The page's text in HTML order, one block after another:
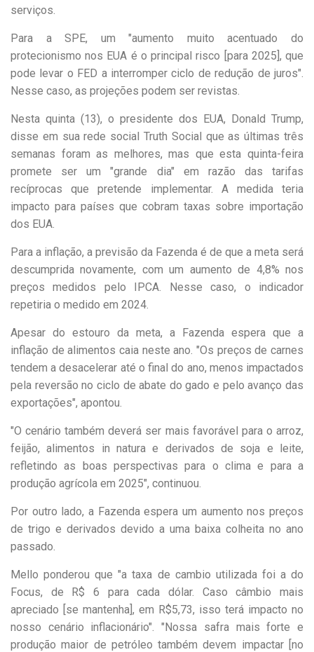
serviços.
Para a SPE, um "aumento muito acentuado do
protecionismo nos EUA é o principal risco [para 2025], que
pode levar o FED a interromper ciclo de redução de juros".
Nesse caso, as projeções podem ser revistas.
Nesta quinta (13), o presidente dos EUA, Donald Trump,
disse em sua rede social Truth Social que as últimas três
semanas foram as melhores, mas que esta quinta-feira
promete ser um "grande dia" em razão das tarifas
recíprocas que pretende implementar. A medida teria
impacto para países que cobram taxas sobre importação
dos EUA.
Para a inflação, a previsão da Fazenda é de que a meta será
descumprida novamente, com um aumento de 4,8% nos
preços medidos pelo IPCA. Nesse caso, o indicador
repetiria o medido em 2024.
Apesar do estouro da meta, a Fazenda espera que a
inflação de alimentos caia neste ano. "Os preços de carnes
tendem a desacelerar até o final do ano, menos impactados
pela reversão no ciclo de abate do gado e pelo avanço das
exportações", apontou.
"O cenário também deverá ser mais favorável para o arroz,
feijão, alimentos in natura e derivados de soja e leite,
refletindo as boas perspectivas para o clima e para a
produção agrícola em 2025", continuou.
Por outro lado, a Fazenda espera um aumento nos preços
de trigo e derivados devido a uma baixa colheita no ano
passado.
Mello ponderou que "a taxa de cambio utilizada foi a do
Focus, de R$ 6 para cada dólar. Caso câmbio mais
apreciado [se mantenha], em R$5,73, isso terá impacto no
nosso cenário inflacionário". "Nossa safra mais forte e
produção maior de petróleo também devem impactar [no